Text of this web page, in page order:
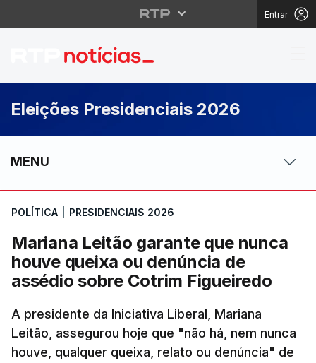
Entrar
Mariana Leitão
Eleições Presidenciais 2026
MENU
POLÍTICA PRESIDENCIAIS 2026
Mariana Leitão garante que nunca
houve queixa ou denúncia de
assédio sobre Cotrim Figueiredo
A presidente da Iniciativa Liberal, Mariana
Leitão, assegurou hoje que "não há, nem nunca
houve, qualquer queixa, relato ou denúncia" de